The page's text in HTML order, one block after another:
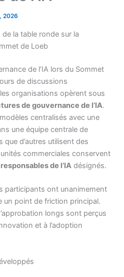
2026
la table ronde sur la
de Loeb
de l’IA lors du Sommet
de discussions
organisations opèrent sous
de gouvernance de l’IA.
centralisés avec une
une équipe centrale de
que d’autres utilisent des
commerciales conservent
responsables de l’IA désignés.
participants ont unanimement
un point de friction principal.
longs sont perçus
et à l’adoption